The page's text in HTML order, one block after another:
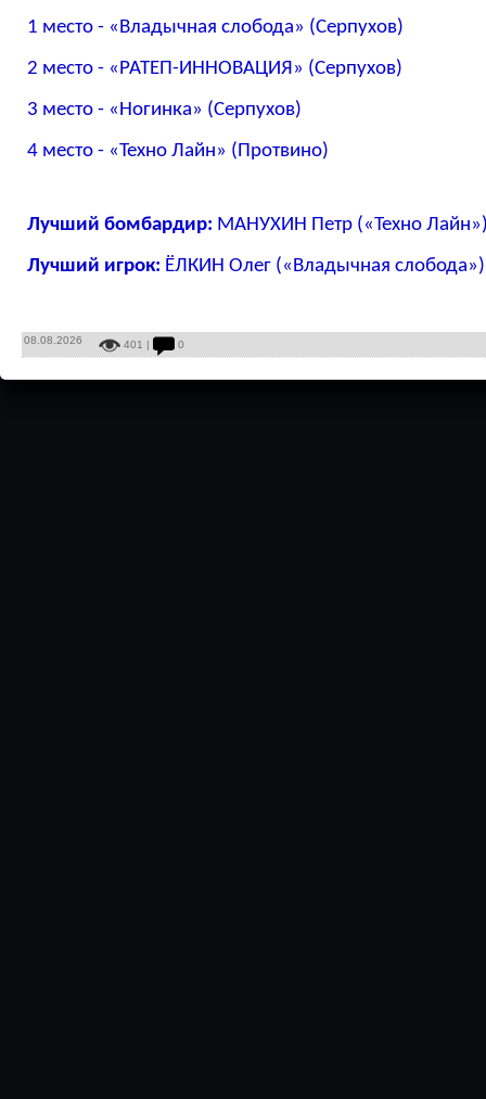
1 место - «Владычная слобода» (Серпухов)
2 место - «РАТЕП-ИННОВАЦИЯ» (Серпухов)
3 место - «Ногинка» (Серпухов)
4 место - «Техно Лайн» (Протвино)
Лучший бомбардир: МАНУХИН Петр («Техно
Лучший игрок: ЁЛКИН Олег («Владычная
08.08.2026 401 | 0